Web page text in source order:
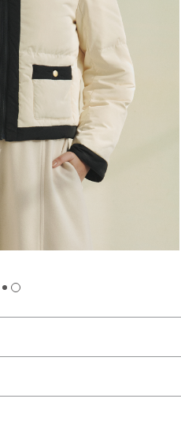
スタッフ募集（スポット